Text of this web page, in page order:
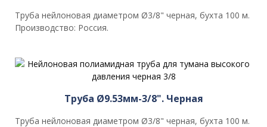
Труба нейлоновая диаметром Ø3/8" черная, бухта 100 м.
Производство: Россия.
Труба Ø9.53мм-3/8". Черная
Труба нейлоновая диаметром Ø3/8" черная, бухта 100 м.